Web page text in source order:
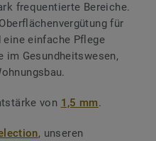
frequentierte Bereiche.
für
eine einfache Pflege
Gesundheitswesen,
von 1,5 mm.
, unseren